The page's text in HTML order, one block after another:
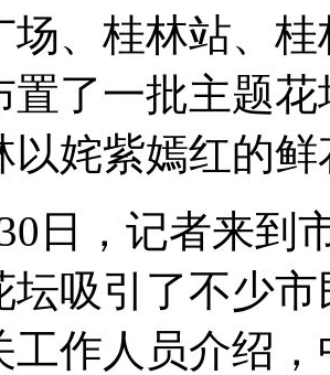
场、桂林站、
置了一批主题
以姹紫嫣红的
，记者来到市
坛吸引了不少
工作人员介绍